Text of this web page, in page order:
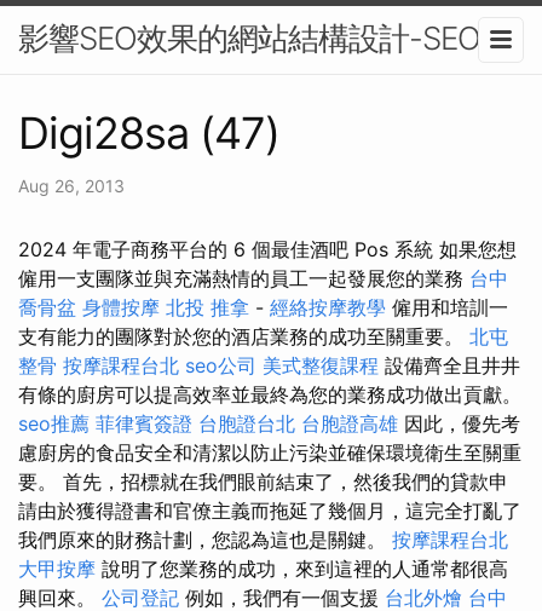
影響SEO效果的網站結構設計-SEO
Digi28sa (47)
Aug 26, 2013
2024 年電子商務平台的 6 個最佳酒吧 Pos 系統 如果您想
僱用一支團隊並與充滿熱情的員工一起發展您的業務 台中
喬骨盆 身體按摩 北投 推拿 - 經絡按摩教學 僱用和培訓一
支有能力的團隊對於您的酒店業務的成功至關重要。 北屯
整骨 按摩課程台北 seo公司 美式整復課程 設備齊全且井井
有條的廚房可以提高效率並最終為您的業務成功做出貢獻。
seo推薦 菲律賓簽證 台胞證台北 台胞證高雄 因此，優先考
慮廚房的食品安全和清潔以防止污染並確保環境衛生至關重
要。 首先，招標就在我們眼前結束了，然後我們的貸款申
請由於獲得證書和官僚主義而拖延了幾個月，這完全打亂了
我們原來的財務計劃，您認為這也是關鍵。 按摩課程台北
大甲按摩 說明了您業務的成功，來到這裡的人通常都很高
興回來。 公司登記 例如，我們有一個支援 台北外燴 台中